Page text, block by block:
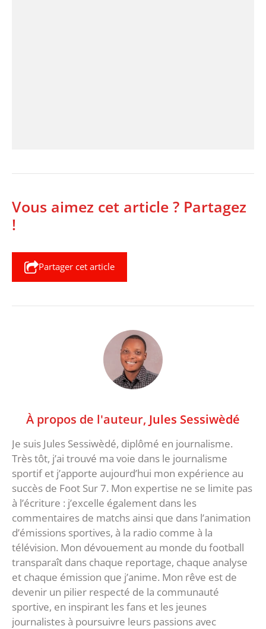
Vous aimez cet article ? Partagez
!
Partager cet article
À propos de l'auteur, Jules Sessiwèdé
Je suis Jules Sessiwèdé, diplômé en journalisme.
Très tôt, j’ai trouvé ma voie dans le journalisme
sportif et j’apporte aujourd’hui mon expérience au
succès de Foot Sur 7. Mon expertise ne se limite pas
à l’écriture : j’excelle également dans les
commentaires de matchs ainsi que dans l’animation
d’émissions sportives, à la radio comme à la
télévision. Mon dévouement au monde du football
transparaît dans chaque reportage, chaque analyse
et chaque émission que j’anime. Mon rêve est de
devenir un pilier respecté de la communauté
sportive, en inspirant les fans et les jeunes
journalistes à poursuivre leurs passions avec